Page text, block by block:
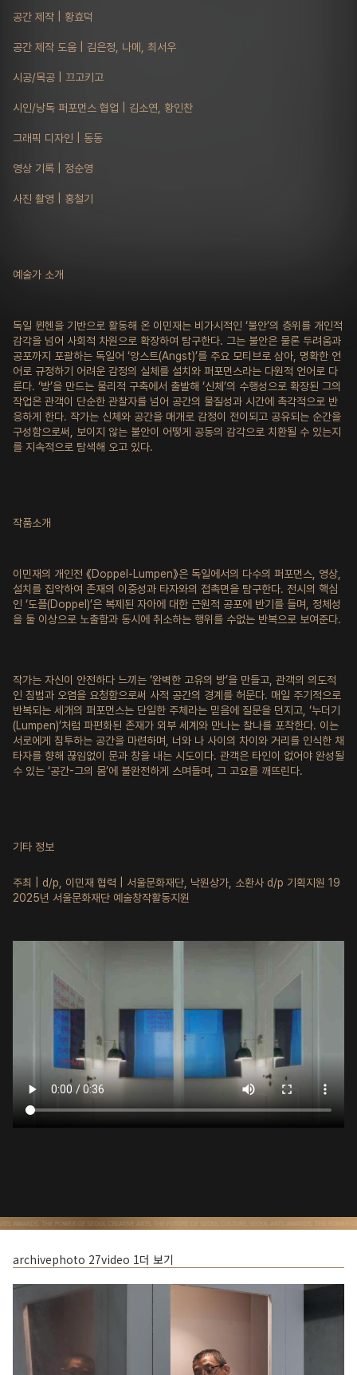
공간 제작 | 황효덕
공간 제작 도움 | 김은정, 나메, 최서우
시공/목공 | 끄고키고
시인/낭독 퍼포먼스 협업 | 김소연, 황인찬
그래픽 디자인 | 동동
영상 기록 | 정순영
사진 촬영 | 홍철기
예술가 소개
독일 뮌헨을 기반으로 활동해 온 이민재는 비가시적인 ‘불안’의 층위를 개인적
감각을 넘어 사회적 차원으로 확장하여 탐구한다. 그는 불안은 물론 두려움과
공포까지 포괄하는 독일어 ‘앙스트(Angst)’를 주요 모티브로 삼아, 명확한 언
어로 규정하기 어려운 감정의 실체를 설치와 퍼포먼스라는 다원적 언어로 다
룬다. ‘방’을 만드는 물리적 구축에서 출발해 ‘신체’의 수행성으로 확장된 그의
작업은 관객이 단순한 관찰자를 넘어 공간의 물질성과 시간에 촉각적으로 반
응하게 한다. 작가는 신체와 공간을 매개로 감정이 전이되고 공유되는 순간을
구성함으로써, 보이지 않는 불안이 어떻게 공동의 감각으로 치환될 수 있는지
를 지속적으로 탐색해 오고 있다.
작품소개
이민재의 개인전 《Doppel-Lumpen》은 독일에서의 다수의 퍼포먼스, 영상,
설치를 집약하여 존재의 이중성과 타자와의 접촉면을 탐구한다. 전시의 핵심
인 ‘도플(Doppel)’은 복제된 자아에 대한 근원적 공포에 반기를 들며, 정체성
을 둘 이상으로 노출함과 동시에 취소하는 행위를 수없는 반복으로 보여준다.
작가는 자신이 안전하다 느끼는 ‘완벽한 고유의 방’을 만들고, 관객의 의도적
인 침범과 오염을 요청함으로써 사적 공간의 경계를 허문다. 매일 주기적으로
반복되는 세개의 퍼포먼스는 단일한 주체라는 믿음에 질문을 던지고, ‘누더기
(Lumpen)’처럼 파편화된 존재가 외부 세계와 만나는 찰나를 포착한다. 이는
서로에게 침투하는 공간을 마련하며, 너와 나 사이의 차이와 거리를 인식한 채
타자를 향해 끊임없이 문과 창을 내는 시도이다. 관객은 타인이 없어야 완성될
수 있는 ‘공간-그의 몸’에 불완전하게 스며들며, 그 고요를 깨뜨린다.
기타 정보
주최 | d/p, 이민재 협력 | 서울문화재단, 낙원상가, 소환사 d/p 기획지원 19
2025년 서울문화재단 예술창작활동지원
archivephoto 27video 1더 보기